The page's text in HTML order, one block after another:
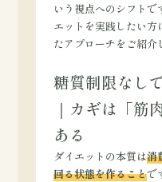
いう視点へのシフトで
エットを実践したい
たアプローチをご紹介
糖質制限なし
｜カギは「筋
ある
ダイエットの本質は消
回る状態を作ることで